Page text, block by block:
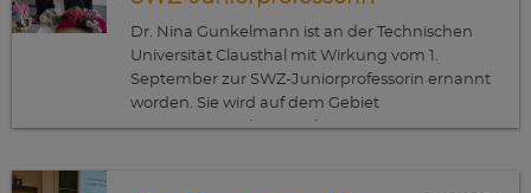
ernannt
Dr. Nina Gunkelmann ist an der Technischen
Universität Clausthal mit Wirkung vom 1.
September zur SWZ-Juniorprofessorin ernannt
worden. Sie wird auf dem Gebiet
„Computational Material Sciences” am